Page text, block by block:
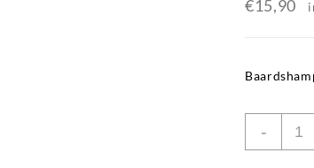
€15,90
-
DR.
K.